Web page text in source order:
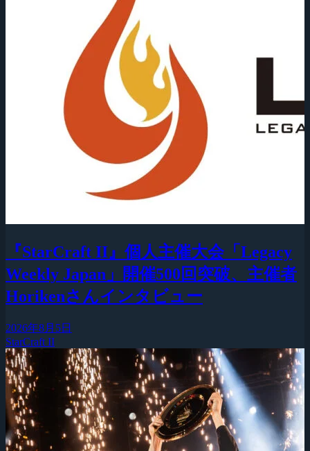
『StarCraft II』個人主催大会「Legacy
Weekly Japan」開催500回突破、主催者
Horikenさんインタビュー
2026年8月5日
StarCraft II